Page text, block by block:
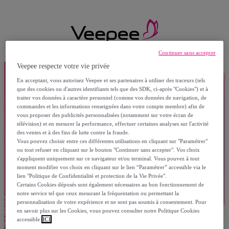
Veepee respecte votre vie privée
En acceptant, vous autorisez Veepee et ses partenaires à utiliser des traceurs (tels
que des cookies ou d'autres identifiants tels que des SDK, ci-après "Cookies") et à
traiter vos données à caractère personnel (comme vos données de navigation, de
commandes et les informations renseignées dans votre compte membre) afin de
vous proposer des publicités personnalisées (notamment sur votre écran de
télévision) et en mesurer la performance, effectuer certaines analyses sur l'activité
des ventes et à des fins de lutte contre la fraude.
Vous pouvez choisir entre ces différentes utilisations en cliquant sur "Paramétrer"
ou tout refuser en cliquant sur le bouton "Continuer sans accepter". Vos choix
s'appliquent uniquement sur ce navigateur et/ou terminal. Vous pouvez à tout
moment modifier vos choix en cliquant sur le lien “Paramétrer” accessible via le
lien "Politique de Confidentialité et protection de la Vie Privée".
Certains Cookies déposés sont également nécessaires au bon fonctionnement de
notre service tel que ceux mesurant la fréquentation ou permettant la
personnalisation de votre expérience et ne sont pas soumis à consentement. Pour
en savoir plus sur les Cookies, vous pouvez consulter notre Politique Cookies
accessible ICI
Continuer sans accepter